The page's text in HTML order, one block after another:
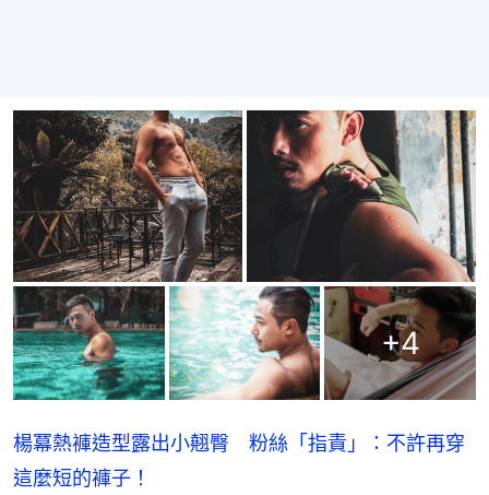
+4
楊冪熱褲造型露出小翹臀 粉絲「指責」：不許再穿
這麼短的褲子！